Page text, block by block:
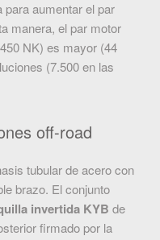
para aumentar el par
manera, el par motor
NK) es mayor (44
(7.500 en las
off-road
tubular de acero con
brazo. El conjunto
invertida KYB de
firmado por la